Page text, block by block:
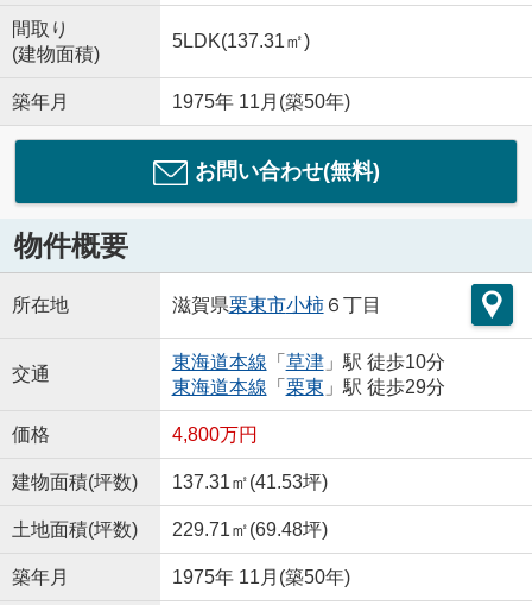
間取り
(建物面積)
5LDK(137.31㎡)
築年月 1975年 11月(築50年)
お問い合わせ(無料)
物件概要
所在地 滋賀県栗東市小柿６丁目
交通
東海道本線 「 草津」駅 徒歩10分
東海道本線 「 栗東 」駅 徒歩29分
価格 4,800万円
建物面積(坪数) 137.31㎡(41.53坪)
土地面積(坪数) 229.71㎡(69.48坪)
築年月 1975年 11月(築50年)